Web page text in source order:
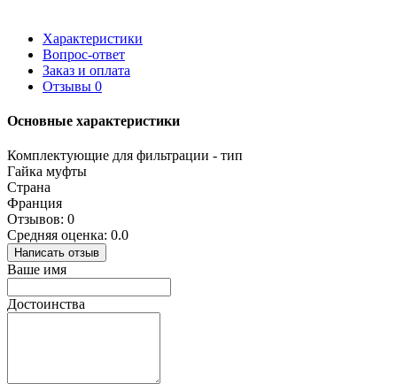
Характеристики
Вопрос-ответ
Заказ и оплата
Отзывы 0
Основные характеристики
Комплектующие для фильтрации - тип
Гайка муфты
Страна
Франция
Отзывов: 0
Средняя оценка: 0.0
Написать отзыв
Ваше имя
Достоинства